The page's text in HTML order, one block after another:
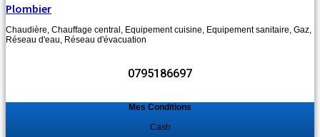
Plombier
Chaudière, Chauffage central , Equipement cuisine, Equipement sanitaire, Gaz,
Réseau d'eau, Réseau d'évacuation
0795186697
Mes Conditions
Cash